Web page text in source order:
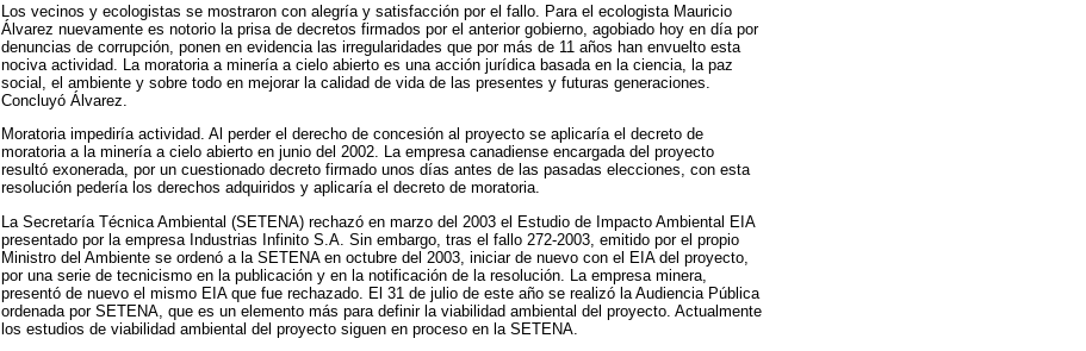
Los vecinos y ecologistas se mostraron con alegría y satisfacción por el fallo. Para el ecologista Mauricio
Álvarez nuevamente es notorio la prisa de decretos firmados por el anterior gobierno, agobiado hoy en día por
denuncias de corrupción, ponen en evidencia las irregularidades que por más de 11 años han envuelto esta
nociva actividad. La moratoria a minería a cielo abierto es una acción jurídica basada en la ciencia, la paz
social, el ambiente y sobre todo en mejorar la calidad de vida de las presentes y futuras generaciones.
Concluyó Álvarez.
Moratoria impediría actividad. Al perder el derecho de concesión al proyecto se aplicaría el decreto de
moratoria a la minería a cielo abierto en junio del 2002. La empresa canadiense encargada del proyecto
resultó exonerada, por un cuestionado decreto firmado unos días antes de las pasadas elecciones, con esta
resolución pedería los derechos adquiridos y aplicaría el decreto de moratoria.
La Secretaría Técnica Ambiental (SETENA) rechazó en marzo del 2003 el Estudio de Impacto Ambiental EIA
presentado por la empresa Industrias Infinito S.A. Sin embargo, tras el fallo 272-2003, emitido por el propio
Ministro del Ambiente se ordenó a la SETENA en octubre del 2003, iniciar de nuevo con el EIA del proyecto,
por una serie de tecnicismo en la publicación y en la notificación de la resolución. La empresa minera,
presentó de nuevo el mismo EIA que fue rechazado. El 31 de julio de este año se realizó la Audiencia Pública
ordenada por SETENA, que es un elemento más para definir la viabilidad ambiental del proyecto. Actualmente
los estudios de viabilidad ambiental del proyecto siguen en proceso en la SETENA.